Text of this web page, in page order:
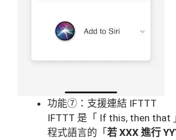
功能⑦：支援連結 IFTTT
IFTTT 是「 If this, then that
程式語言的「若 XXX 進行